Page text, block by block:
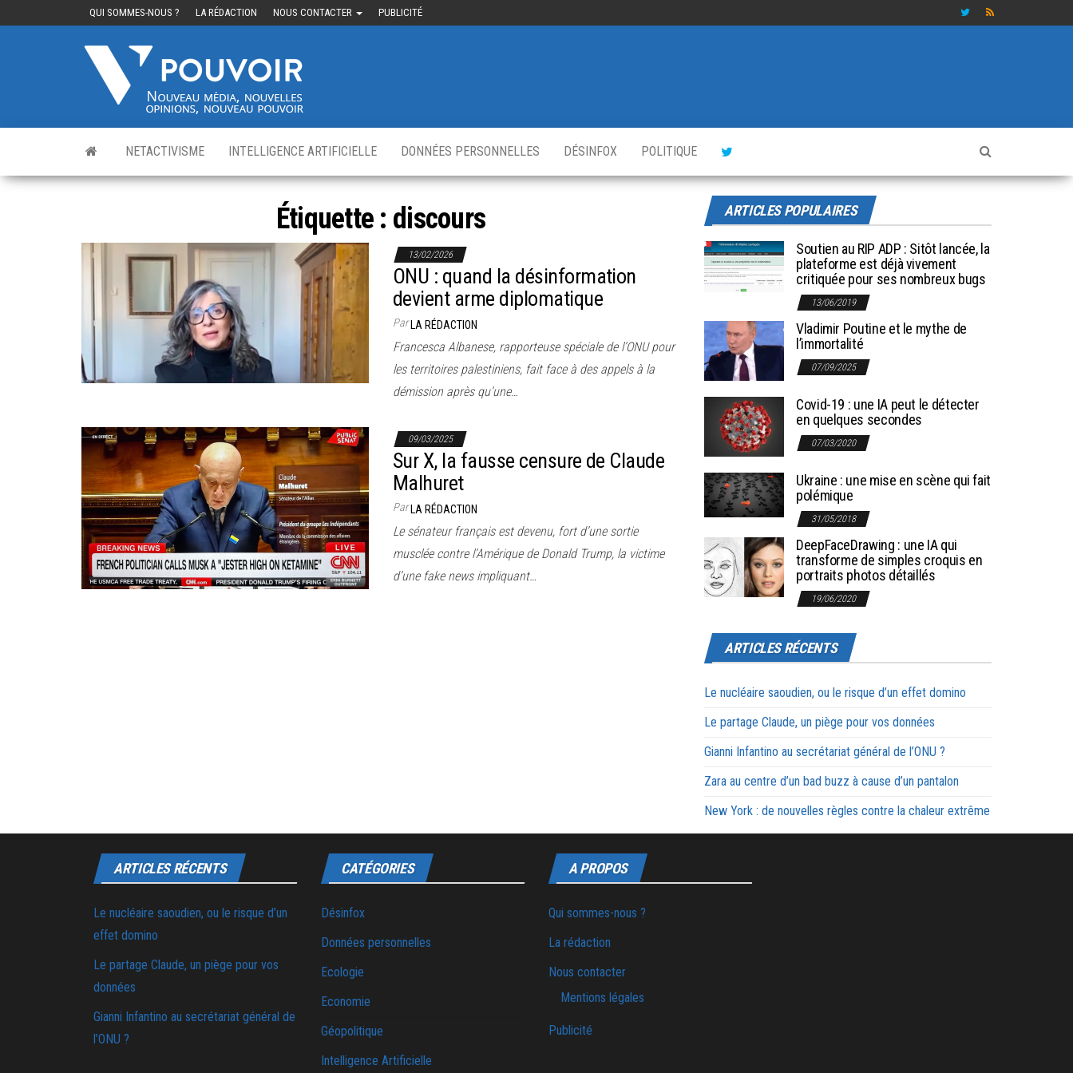
QUI SOMMES-NOUS ? LA RÉDACTION NOUS CONTACTER PUBLICITÉ
nouveau
NETACTIVISME INTELLIGENCE ARTIFICIELLE DONNÉES PERSONNELLES DÉSINFOX POLITIQUE
Étiquette : discours
13/02/2026
ONU : quand la désinformation
devient arme diplomatique
ParLA RÉDACTION
Francesca Albanese, rapporteuse spéciale de l’ONU pour
les territoires palestiniens, fait face à des appels à la
démission après qu’une…
09/03/2025
Sur X, la fausse censure de Claude
Malhuret
ParLA RÉDACTION
Le sénateur français est devenu, fort d’une sortie
musclée contre l’Amérique de Donald Trump, la victime
d’une fake news impliquant…
ARTICLES POPULAIRES
Soutien au RIP ADP : Sitôt lancée, la
plateforme est déjà vivement
critiquée pour ses nombreux bugs
13/06/2019
Vladimir Poutine et le mythe de
l’immortalité
07/09/2025
Covid-19 : une IA peut le détecter
en quelques secondes
07/03/2020
Ukraine : une mise en scène qui fait
polémique
31/05/2018
DeepFaceDrawing : une IA qui
transforme de simples croquis en
portraits photos détaillés
19/06/2020
ARTICLES RÉCENTS
Le nucléaire saoudien, ou le risque d’un effet domino
Le partage Claude, un piège pour vos données
Gianni Infantino au secrétariat général de l’ONU ?
Zara au centre d’un bad buzz à cause d’un pantalon
New York : de nouvelles règles contre la chaleur extrême
ARTICLES RÉCENTS
Le nucléaire saoudien, ou le risque d’un
effet domino
Le partage Claude, un piège pour vos
données
Gianni Infantino au secrétariat général de
l’ONU ?
CATÉGORIES
Désinfox
Données personnelles
Ecologie
Economie
Géopolitique
Intelligence Artificielle
A PROPOS
Qui sommes-nous ?
La rédaction
Nous contacter
Mentions légales
Publicité